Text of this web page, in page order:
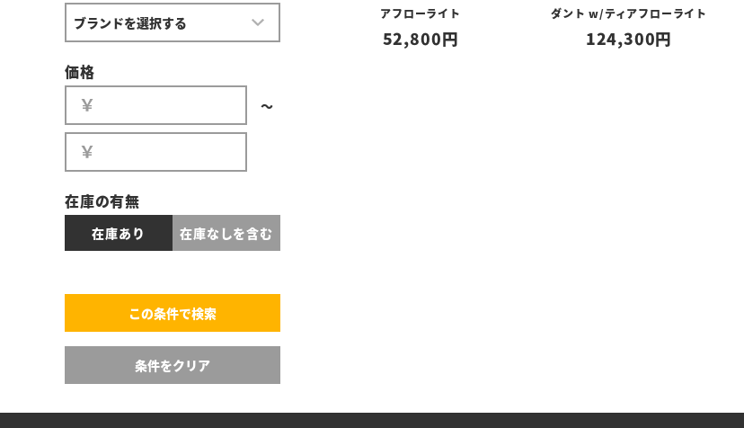
価格
〜
在庫の有無
在庫あり 在庫なしを含む
アフローライト
52,800
ダント w/ティアフローライト
124,300